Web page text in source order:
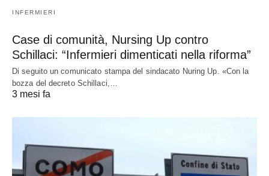
INFERMIERI
Case di comunità, Nursing Up contro
Schillaci: “Infermieri dimenticati nella riforma”
Di seguito un comunicato stampa del sindacato Nuring Up. «Con la
bozza del decreto Schillaci,…
3 mesi fa